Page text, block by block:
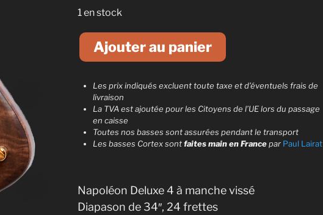
1 en stock
Ajouter au panier
l
t
r
a
t
i
:
Les prix indiqués excluent toute taxe et d’éventuels frais de
livraison
La TVA est ajoutée pour les Citoyens de l’UE lors du passage
en caisse
Toutes nos basses sont assurées pendant le transport
Les basses Cortex sontfaites main en Francepar Paul Lairat
Napoléon Deluxe 4 à manche vissé
Diapason de 34″, 24 frettes